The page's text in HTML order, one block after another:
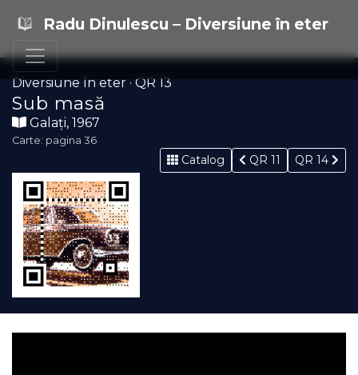
Radu Dinulescu – Diversiune în eter
Diversiune în eter · QR 13
Sub masă
Galați, 1967
Carte: pagina 36
Catalog QR 11 QR 14